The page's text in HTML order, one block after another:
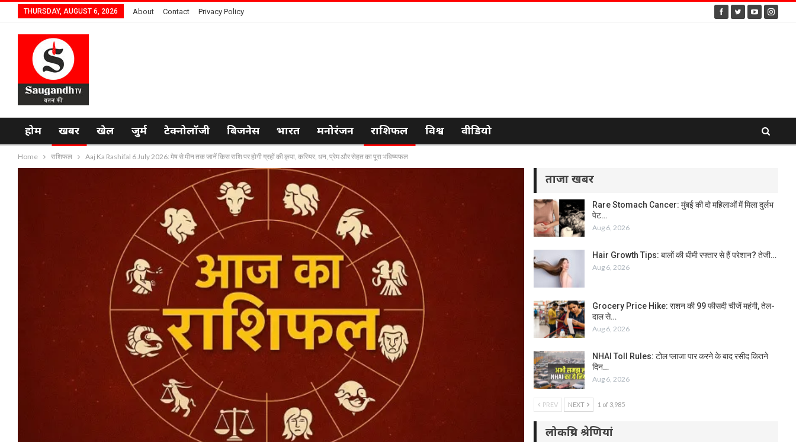
THURSDAY, AUGUST 6, 2026 About Contact Privacy Policy
होम खबर खेल जुर्म टेक्नोलॉजी बिजनेस भारत मनोरंजन राशिफल विश्व वीडियो
Home राशिफल Aaj Ka Rashifal 6 July 2026: मेष से मीन तक जानें किस राशि पर होगी ग्रहों की कृपा, करियर, धन, प्रेम और सेहत का पूरा भविष्यफल
ताजा खबर
Rare Stomach Cancer: मुंबई की दो महिलाओं में मिला दुर्लभ
पेट…
Aug 6, 2026
Hair Growth Tips: बालों की धीमी रफ्तार से हैं परेशान? तेजी…
Aug 6, 2026
Grocery Price Hike: राशन की 99 फीसदी चीजें महंगी, तेल-
दाल से…
Aug 6, 2026
NHAI Toll Rules: टोल प्लाजा पार करने के बाद रसीद कितने
दिन…
Aug 6, 2026
PREV NEXT 1 of 3,985
लोकप्रिय श्रेणियां